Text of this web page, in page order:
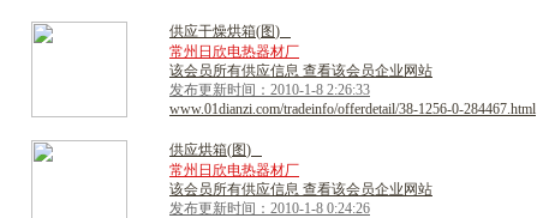
供应干燥烘箱(图)
常州日欣电热器材厂
该会员所有供应信息 查看该会员企业网站
发布更新时间：2010-1-8 2:26:33
www.01dianzi.com/tradeinfo/offerdetail/38-1256-0-284467.html
供应烘箱(图)
常州日欣电热器材厂
该会员所有供应信息 查看该会员企业网站
发布更新时间：2010-1-8 0:24:26